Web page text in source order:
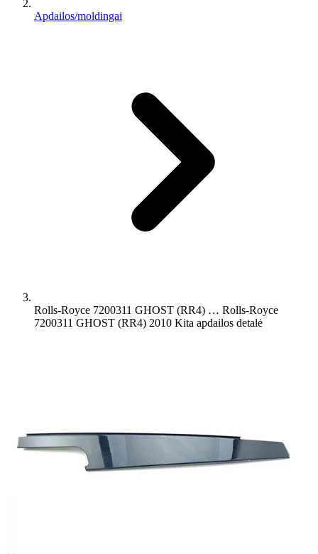
Apdailos/moldingai
Rolls-Royce 7200311 GHOST (RR4) … Rolls-Royce
7200311 GHOST (RR4) 2010 Kita apdailos detalė